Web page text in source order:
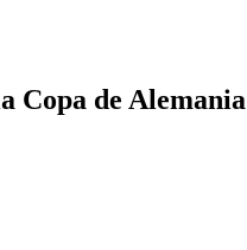
Copa de Alemania